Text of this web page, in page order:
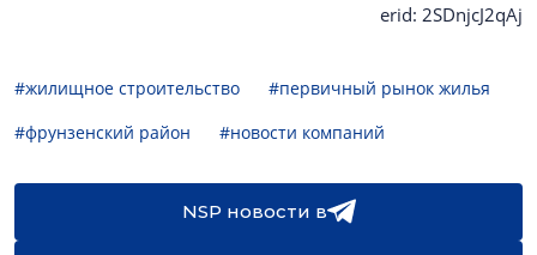
erid: 2SDnjcJ2qAj
#жилищное строительство
#первичный рынок жилья
#фрунзенский район
#новости компаний
NSP новости в